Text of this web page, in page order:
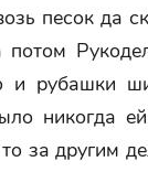
песок да
и рубашки
никогда
за другим